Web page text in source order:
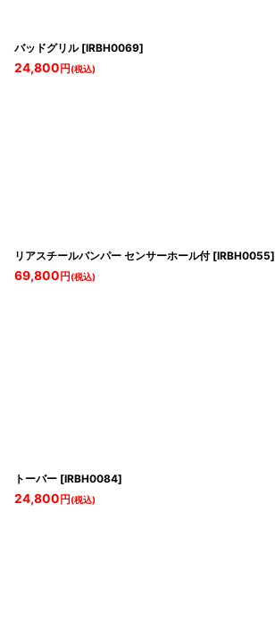
バッドグリル [IRBH0069]
24,800円(税込)
リアスチールバンパー センサーホール付 [IRBH0055]
69,800円(税込)
トーバー [IRBH0084]
24,800 円 (税込)